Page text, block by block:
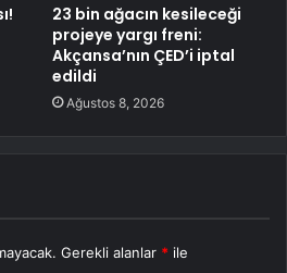
23 bin ağacın kesileceği
projeye yargı freni:
Akçansa’nın ÇED’i iptal
edildi
Ağustos 8, 2026
Gerekli alanlar * ile